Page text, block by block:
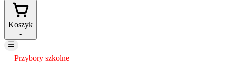
Koszyk
-
Przybory szkolne